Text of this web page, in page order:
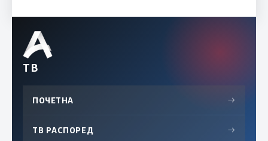
ТВ
ПОЧЕТНА →
ТВ РАСПОРЕД →